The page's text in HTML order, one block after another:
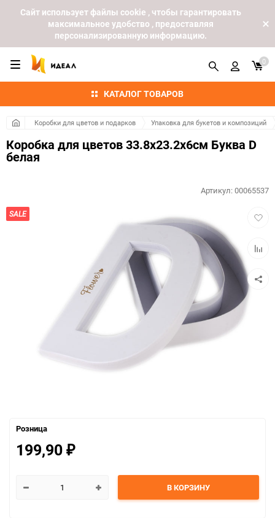
Cайт использует файлы cookie , чтобы гарантировать
максимальное удобство , предоставляя
персонализированную информацию.
КАТАЛОГ ТОВАРОВ
0
Коробки для цветов и подарков Упаковка для букетов и композиций
Коробка для цветов 33.8x23.2x6см Буква D
белая
SALE
Артикул:00065537
Розница
199,90 ₽
В КОРЗИНУ